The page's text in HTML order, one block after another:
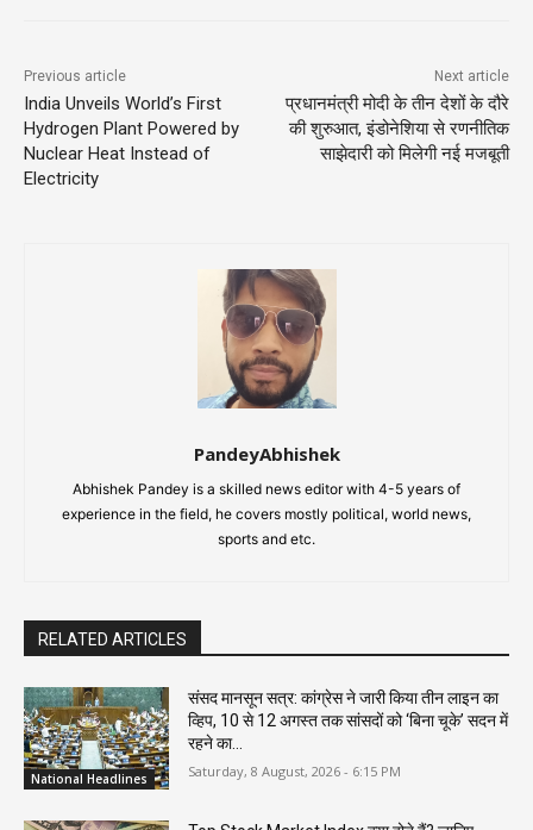
Previous article
India Unveils World’s First
Hydrogen Plant Powered by
Nuclear Heat Instead of
Electricity
Next article
प्रधानमंत्री मोदी के तीन देशों के दौरे
की शुरुआत, इंडोनेशिया से रणनीतिक
साझेदारी को मिलेगी नई मजबूती
PandeyAbhishek
Abhishek Pandey is a skilled news editor with 4-5 years of
experience in the field, he covers mostly political, world news,
sports and etc.
RELATED ARTICLES
National Headlines
संसद मानसून सत्र: कांग्रेस ने जारी किया तीन लाइन का
व्हिप, 10 से 12 अगस्त तक सांसदों को ‘बिना चूके’ सदन में
रहने का...
Saturday, 8 August, 2026 - 6:15 PM